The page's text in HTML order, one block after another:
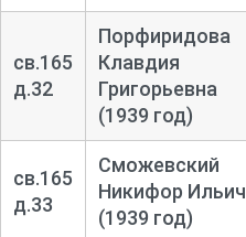
св.165
д.32
Порфиридова
Клавдия
Григорьевна
(1939 год)
св.165
д.33
Сможевский
Никифор Ильич
(1939 год)